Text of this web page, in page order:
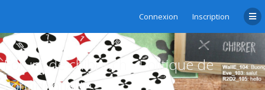
Connexion Inscription
Forum de chibre.ch - Politique de
confidentialité